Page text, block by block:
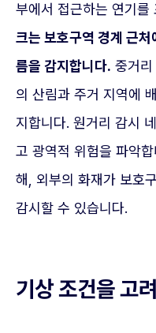
부에서 접근하는 연기를
크는 보호구역 경계 근
름을 감지합니다. 중거
의 산림과 주거 지역에
지합니다. 원거리 감시
고 광역적 위험을 파악
해, 외부의 화재가 보호
감시할 수 있습니다.
기상 조건을 고